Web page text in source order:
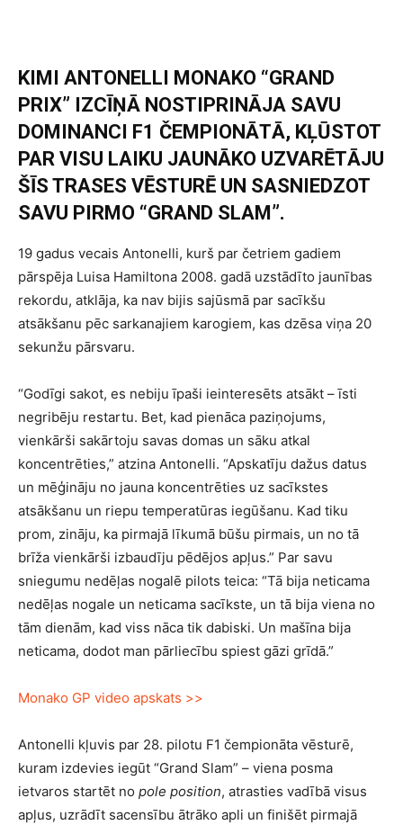
KIMI ANTONELLI MONAKO “GRAND
PRIX” IZCĪŅĀ NOSTIPRINĀJA SAVU
DOMINANCI F1 ČEMPIONĀTĀ, KĻŪSTOT
PAR VISU LAIKU JAUNĀKO UZVARĒTĀJU
ŠĪS TRASES VĒSTURĒ UN SASNIEDZOT
SAVU PIRMO “GRAND SLAM”.
19 gadus vecais Antonelli, kurš par četriem gadiem
pārspēja Luisa Hamiltona 2008. gadā uzstādīto jaunības
rekordu, atklāja, ka nav bijis sajūsmā par sacīkšu
atsākšanu pēc sarkanajiem karogiem, kas dzēsa viņa 20
sekunžu pārsvaru.
“Godīgi sakot, es nebiju īpaši ieinteresēts atsākt – īsti
negribēju restartu. Bet, kad pienāca paziņojums,
vienkārši sakārtoju savas domas un sāku atkal
koncentrēties,” atzina Antonelli. “Apskatīju dažus datus
un mēģināju no jauna koncentrēties uz sacīkstes
atsākšanu un riepu temperatūras iegūšanu. Kad tiku
prom, zināju, ka pirmajā līkumā būšu pirmais, un no tā
brīža vienkārši izbaudīju pēdējos apļus.” Par savu
sniegumu nedēļas nogalē pilots teica: “Tā bija neticama
nedēļas nogale un neticama sacīkste, un tā bija viena no
tām dienām, kad viss nāca tik dabiski. Un mašīna bija
neticama, dodot man pārliecību spiest gāzi grīdā.”
Monako GP video apskats >>
Antonelli kļuvis par 28. pilotu F1 čempionāta vēsturē,
kuram izdevies iegūt “Grand Slam” – viena posma
ietvaros startēt no pole position, atrasties vadībā visus
apļus, uzrādīt sacensību ātrāko apli un finišēt pirmajā